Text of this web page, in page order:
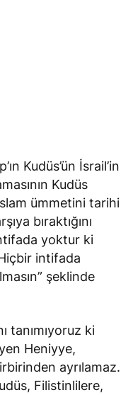
Kudüs’ün İsrail’in
Kudüs
ümmetini tarihi
bıraktığını
yoktur ki
intifada
şeklinde
tanımıyoruz ki
Heniyye,
ayrılamaz.
Filistinlilere,